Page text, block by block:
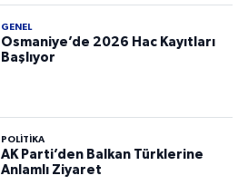
GENEL
Osmaniye’de 2026 Hac Kayıtları
Başlıyor
POLITIKA
AK Parti’den Balkan Türklerine
Anlamlı Ziyaret